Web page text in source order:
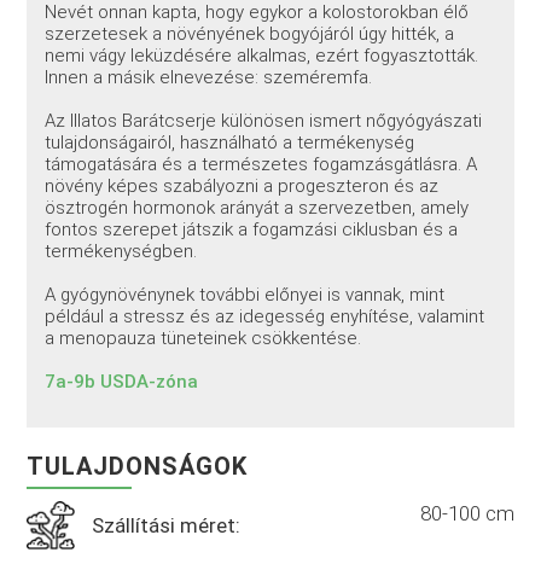
Nevét onnan kapta, hogy egykor a kolostorokban élő
szerzetesek a növényének bogyójáról úgy hitték, a
nemi vágy leküzdésére alkalmas, ezért fogyasztották.
Innen a másik elnevezése: szeméremfa.
Az Illatos Barátcserje különösen ismert nőgyógyászati ​​
tulajdonságairól, használható a termékenység
támogatására és a természetes fogamzásgátlásra. A
növény képes szabályozni a progeszteron és az
ösztrogén hormonok arányát a szervezetben, amely
fontos szerepet játszik a fogamzási ciklusban és a
termékenységben.
A gyógynövénynek további előnyei is vannak, mint
például a stressz és az idegesség enyhítése, valamint
a menopauza tüneteinek csökkentése.
7a-9b USDA-zóna
TULAJDONSÁGOK
Szállítási méret: 80-100 cm